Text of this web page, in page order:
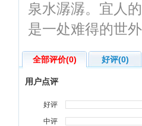
泉水潺潺。宜人
是一处难得的世
全部评价(0) 好评(0)
用户点评
好评
中评